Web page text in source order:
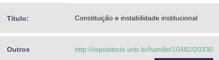
Gabinete de Segurança Institucional
Título: Constituição e instabilidade institucional
Outros http://repositorio.unb.br/handle/10482/20330